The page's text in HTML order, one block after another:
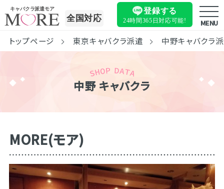
キャバクラ派遣モア
全国対応
登録する
24時間365日対応可能! MENU
トップページ 東京キャバクラ派遣 中野キャバクラ
中野 キャバクラ
MORE(モア)